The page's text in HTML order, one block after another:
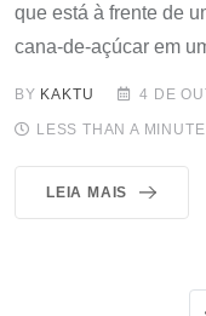
que está à frente de
cana-de-açúcar em
BY KAKTU 4 DE
LESS THAN A MINUTE
LEIA MAIS